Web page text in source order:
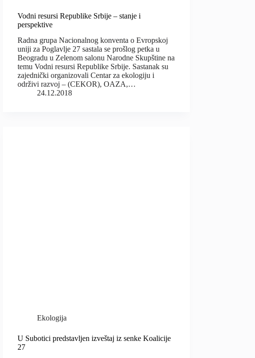
Vodni resursi Republike Srbije – stanje i
perspektive
Radna grupa Nacionalnog konventa o Evropskoj
uniji za Poglavlje 27 sastala se prošlog petka u
Beogradu u Zelenom salonu Narodne Skupštine na
temu Vodni resursi Republike Srbije. Sastanak su
zajednički organizovali Centar za ekologiju i
održivi razvoj – (CEKOR), OAZA,…
24.12.2018
Ekologija
U Subotici predstavljen izveštaj iz senke Koalicije
27